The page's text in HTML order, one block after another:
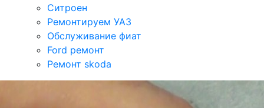
Ситроен
Ремонтируем УАЗ
Обслуживание фиат
Ford ремонт
Ремонт skoda